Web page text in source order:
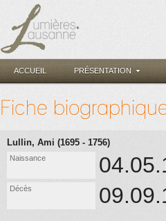
ACCUEIL PRÉSENTATION
Fiche
Lullin, Ami (1695 - 1756)
Naissance
Décès